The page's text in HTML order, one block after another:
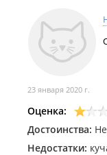
23 января 2020 г.
Оценка:
Достоинства:
Недостатки: